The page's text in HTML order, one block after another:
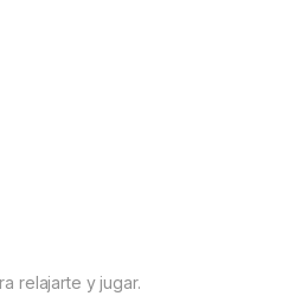
relajarte y jugar.